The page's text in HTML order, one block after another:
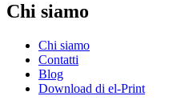
Chi siamo
Chi siamo
Contatti
Blog
Download di el-Print